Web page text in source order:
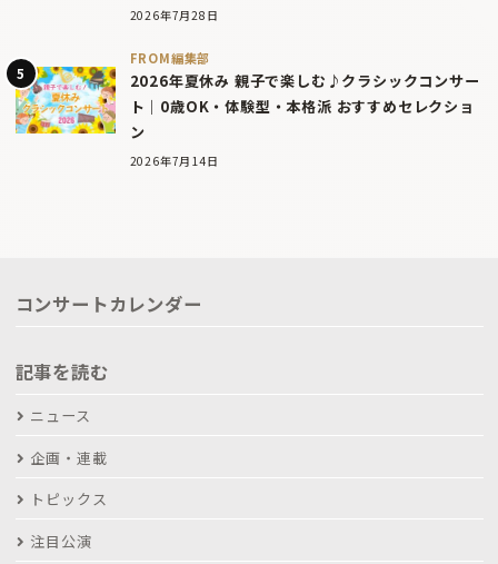
2026年7月28日
FROM編集部
2026年夏休み 親子で楽しむ♪クラシックコンサー
ト｜0歳OK・体験型・本格派 おすすめセレクショ
ン
2026年7月14日
コンサートカレンダー
記事を読む
ニュース
企画・連載
トピックス
注目公演